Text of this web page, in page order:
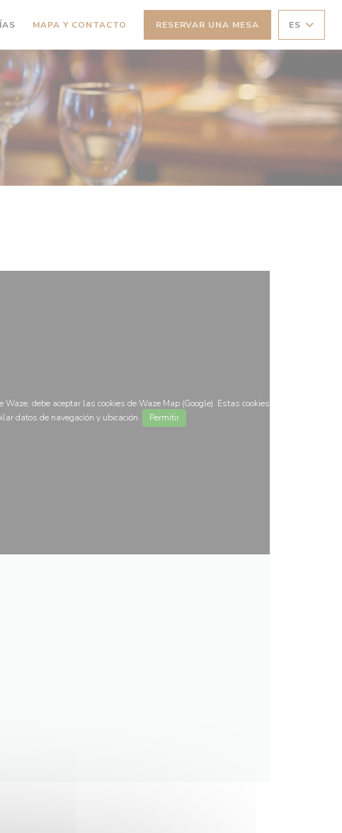
MAPA Y CONTACTO RESERVAR UNA MESA ES
debe aceptar las cookies de Waze Map (Google). Estas cookies
datos de navegación y ubicación.
Permitir